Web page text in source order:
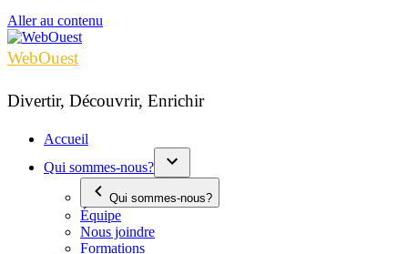
Aller au contenu
WebOuest
Divertir, Découvrir, Enrichir
Accueil
Qui sommes-nous?
Qui sommes-nous?
Équipe
Nous joindre
Formations